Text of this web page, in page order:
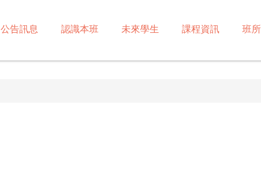
公告訊息 認識本班 未來學生 課程資訊 班